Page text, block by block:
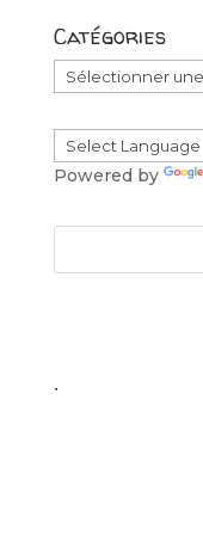
Catégories
Catégories
Powered by
.